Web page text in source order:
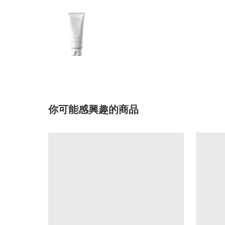
你可能感興趣的商品